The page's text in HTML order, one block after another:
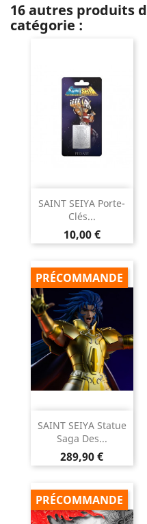
16 autres produits
catégorie :
SAINT SEIYA Porte-
Clés...
Prix
10,00 €
SAINT SEIYA Statue
Saga Des...
Prix
289,90 €
PRÉCOMMANDE
PRÉCOMMANDE